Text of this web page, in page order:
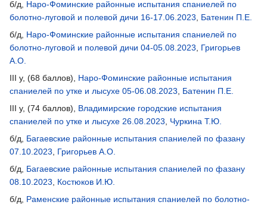
б/д, Наро-Фоминские районные испытания спаниелей по
болотно-луговой и полевой дичи 16-17.06.2023
Батенин П.Е.
б/д, Наро-Фоминские районные испытания спаниелей по
болотно-луговой и полевой дичи 04-05.08.2023
Григорьев
А.О.
III у, (68 баллов), Наро-Фоминские районные испытания
спаниелей по утке и лысухе 05-06.08.2023
Батенин П.Е.
III у, (74 баллов), Владимирские городские испытания
спаниелей по утке и лысухе 26.08.2023
Чуркина Т.Ю.
б/д, Багаевские районные испытания спаниелей по фазану
07.10.2023
Григорьев А.О.
б/д, Багаевские районные испытания спаниелей по фазану
08.10.2023
Костюков И.Ю.
б/д, Раменские районные испытания спаниелей по болотно-